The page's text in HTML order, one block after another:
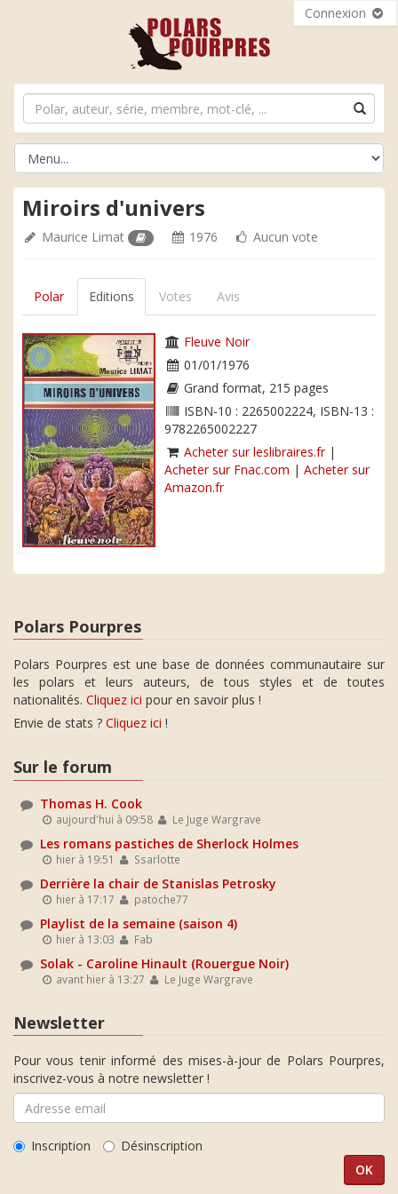
Connexion
Miroirs d'univers
Maurice Limat 1976 Aucun vote
Polar Editions Votes Avis
Fleuve Noir
01/01/1976
Grand format, 215 pages
ISBN-10 : 2265002224, ISBN-13 :
9782265002227
Acheter sur leslibraires.fr|
Acheter sur Fnac.com | Acheter sur
Amazon.fr
Polars Pourpres
Polars Pourpres est une base de données communautaire sur
les polars et leurs auteurs, de tous styles et de toutes
nationalités. Cliquez ici pour en savoir plus !
Envie de stats ? Cliquez ici !
Sur le forum
Thomas H. Cook
aujourd'hui à 09:58 Le Juge Wargrave
Les romans pastiches de Sherlock Holmes
hier à 19:51 Ssarlotte
Derrière la chair de Stanislas Petrosky
hier à 17:17 patoche77
Playlist de la semaine (saison 4)
hier à 13:03 Fab
Solak - Caroline Hinault (Rouergue Noir)
avant hier à 13:27 Le Juge Wargrave
Newsletter
Pour vous tenir informé des mises-à-jour de Polars Pourpres,
inscrivez-vous à notre newsletter !
Inscription Désinscription